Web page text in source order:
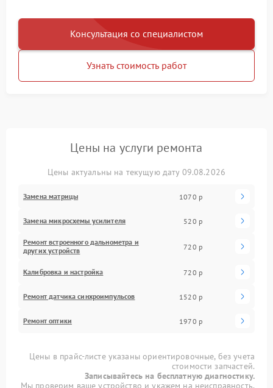
Консультация со специалистом
Узнать стоимость работ
Цены на услуги ремонта
Цены актуальны на текущую дату 09.08.2026
Замена матрицы 1070 р
Замена микросхемы усилителя 520 р
Ремонт встроенного дальнометра и
других устройств
720 р
Калибровка и настройка 720 р
Ремонт датчика синхроимпульсов 1520 р
Ремонт оптики 1970 р
Цены в прайс-листе указаны ориентировочные, без учета
стоимости запчастей.
Записывайтесь на бесплатную диагностику.
Мы проверим ваше устройство и укажем на неисправность.